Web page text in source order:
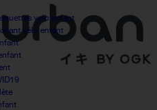
velo enfant
vélo enfant